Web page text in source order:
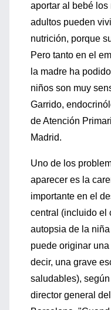
aportar al bebé
adultos pueden
nutrición, porque
Pero tanto en el
la madre ha
niños son muy
Garrido,
de Atención
Madrid.
Uno de los
aparecer es la
importante en el
central (incluido el
autopsia de la
puede originar
decir, una grave
saludables),
director general